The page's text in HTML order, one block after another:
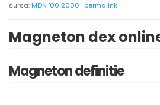
sursa:MDN '00 2000 permalink
Magneton dex
Magneton definitie